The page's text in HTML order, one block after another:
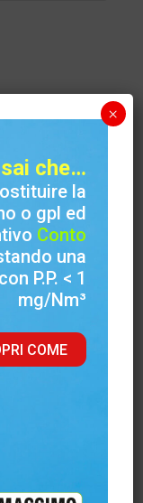
Veroli (FR)
(FR)
che…
la
o gpl ed
Conto
una
P.P. < 1
mg/Nm³
COME
×